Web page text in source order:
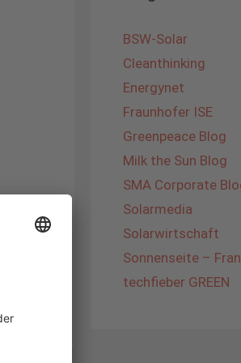
BSW-Solar
Cleanthinking
Energynet
Fraunhofer ISE
Greenpeace Blog
Milk the Sun Blog
SMA Corporate
Solarmedia
Solarwirtschaft
Sonnenseite –
techfieber GREEN